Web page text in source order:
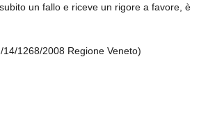
un fallo e riceve un rigore a favore, è
1268/2008 Regione Veneto)